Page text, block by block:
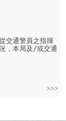
交通警員之指揮
，本局及/或交通
>>>